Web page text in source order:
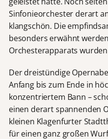
Sinfonieorchester derart
klangschön. Die
besonders erwähnt
Orchesterapparats
Der dreistündige
Anfang bis zum Ende in
konzentriertem Bann –
einen derart spannenden
kleinen Klagenfurter
für einen ganz großen